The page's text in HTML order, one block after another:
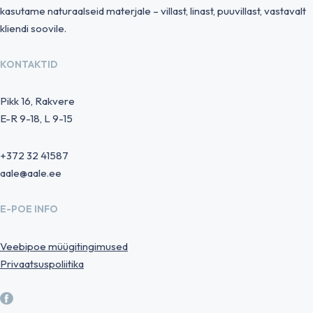
kasutame naturaalseid materjale – villast, linast, puuvillast, vastavalt
kliendi soovile.
KONTAKTID
Pikk 16, Rakvere
E-R 9-18, L 9-15
+372 32 41587
aale@aale.ee
E-POE INFO
Veebipoe müügitingimused
Privaatsuspoliitika